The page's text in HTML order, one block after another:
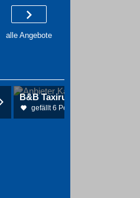
alle Angebote
B&B Taxiruf Inh. Chris Baloun
gefällt 6 Personen